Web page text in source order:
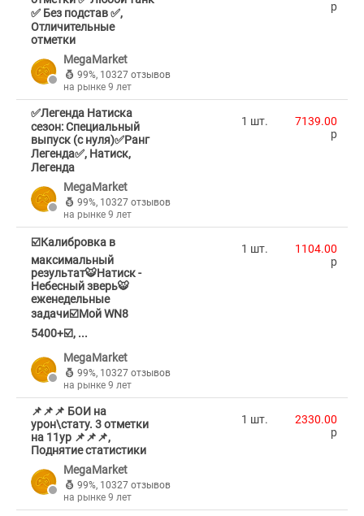
✅ Без подстав ✅,
Отличительные
отметки
MegaMarket
99%, 10327 отзывов
на рынке 9 лет
p
✅Легенда Натиска
сезон: Специальный
выпуск (с нуля)✅Ранг
Легенда✅, Натиск,
Легенда
MegaMarket
99%, 10327 отзывов
на рынке 9 лет
1 шт.
7139.00
p
☑️Калибровка в
максимальный
результат🐯Натиск -
Небесный зверь🐯
еженедельные
задачи☑️Мой WN8
5400+☑️, ...
MegaMarket
99%, 10327 отзывов
на рынке 9 лет
1 шт.
1104.00
p
📌📌📌 БОИ на
урон\стату. 3 отметки
на 11ур 📌📌📌,
Поднятие статистики
MegaMarket
99%, 10327 отзывов
на рынке 9 лет
1 шт.
2330.00
p